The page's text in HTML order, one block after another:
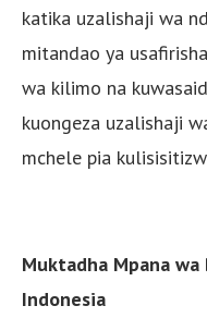
katika uzalishaji wa
mitandao ya
wa kilimo na
kuongeza uzalishaji
mchele pia
Muktadha Mpana
Indonesia